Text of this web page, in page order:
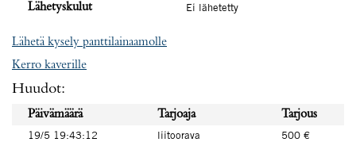
Lähetyskulut
Ei lähetetty
Lähetä kysely panttilainaamolle
Kerro kaverille
Huudot:
Päivämäärä Tarjoaja
Tarjous
19/5 19:43:12
liitoorava
500 €